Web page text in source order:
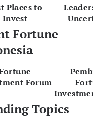
Places to
Invest
Fortune
Fortune
Forum
Topics